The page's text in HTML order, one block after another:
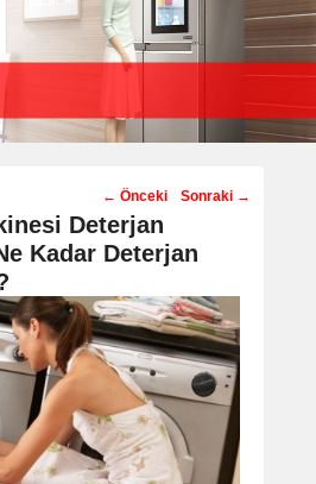
Post
navigation
← Önceki Sonraki →
Deterjan
Kadar Deterjan